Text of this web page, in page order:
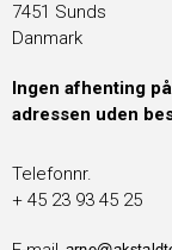
7451 Sunds
Danmark
Ingen afhenting på
adressen uden
Telefonnr.
+ 45 23 93 45 25